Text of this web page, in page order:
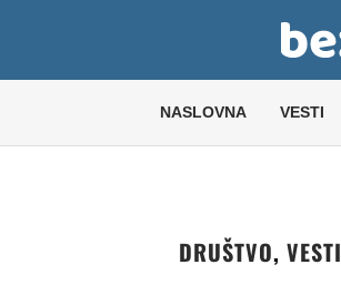
NASLOVNA VESTI
DRUŠTVO, VESTI